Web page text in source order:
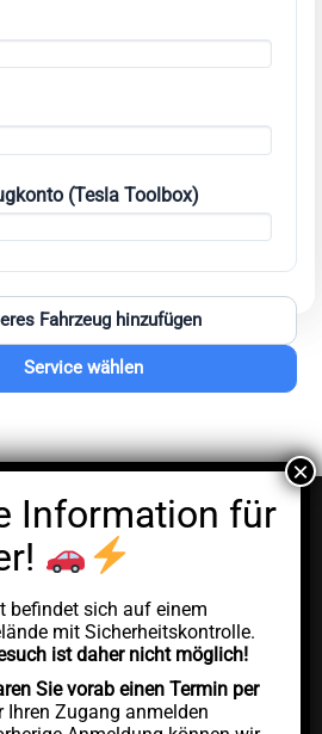
(Tesla Toolbox)
Fahrzeug hinzufügen
Service wählen
Clinic 2026
Datenschutzerklärung
und Reparaturen werden
autorisierten juristischen Person
die unabhängig unter
agiert. EV Clinic übernimmt
die Ausführung, das Ergebnis,
befindet sich auf einem
mit Sicherheitskontrolle.
ist daher nicht möglich!
Sie vorab einen Termin per
Ihren Zugang anmelden